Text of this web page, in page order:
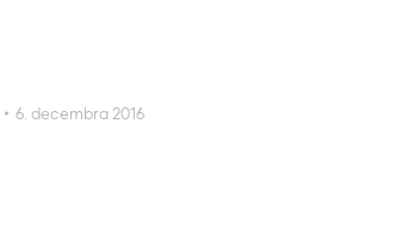
6. decembra 2016